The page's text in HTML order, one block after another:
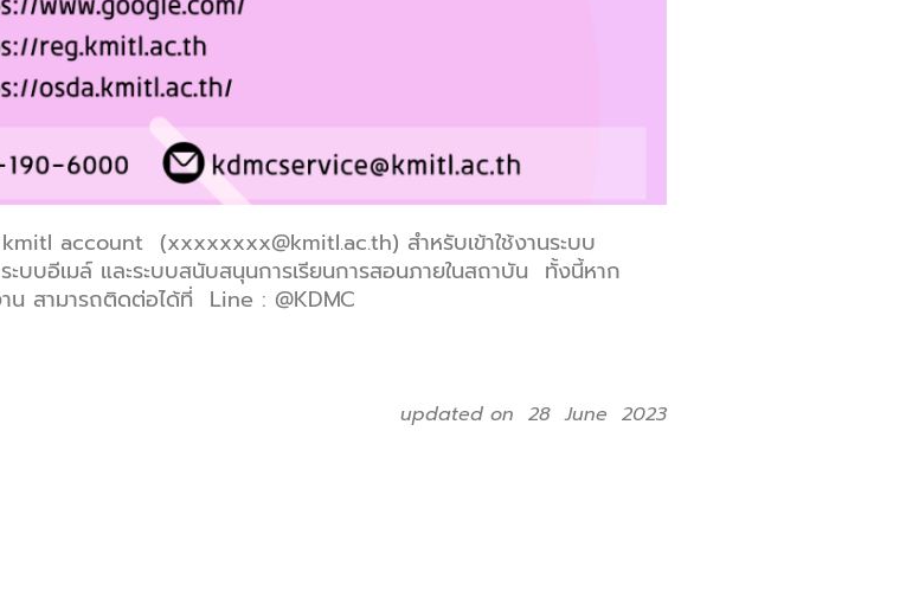
account (xxxxxxxx@kmitl.ac.th) สำหรับเข้าใช้งานระบบ
บบอีเมล์ และระบบสนับสนุนการเรียนการสอนภายในสถาบัน ทั้งนี้หาก
น สามารถติดต่อได้ที่ Line : @KDMC
updated on 28 June 2023